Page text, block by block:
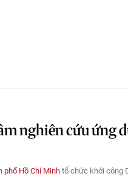
nghiên cứu ứng
phố Hồ Chí Minh tổ chức khởi công